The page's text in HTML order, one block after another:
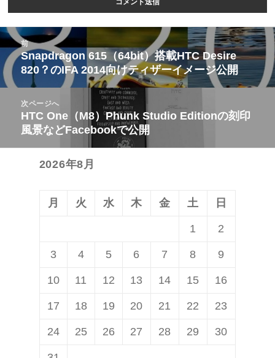
投
稿
ナ
ビ
前
前
の
投
稿:
Snapdragon 615（64bit）搭載HTC Desire
820？のIFA 2014向けティザーイメージ公開
次ページへ
次
の
HTC One（M8）Phunk Studio Editionの刻印
風景などFacebookで公開
2026年8月
月 火 水 木 金 土 日
1 2
3 4 5 6 7 8 9
10 11 12 13 14 15 16
17 18 19 20 21 22 23
24 25 26 27 28 29 30